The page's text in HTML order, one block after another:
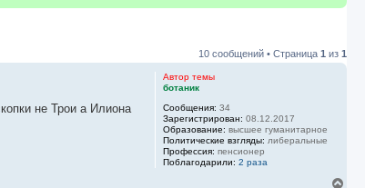
10 сообщений • Страница 1 из 1
Автор темы
ботаник
Сообщения: 34
Зарегистрирован: 08.12.2017
Образование: высшее гуманитарное
Политические взгляды: либеральные
Профессия: пенсионер
Поблагодарили: 2 раза
не Трои а Илиона